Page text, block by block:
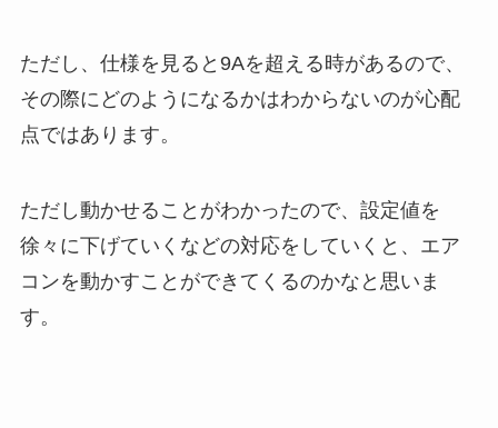
ただし、仕様を見ると9Aを超える時があるので、
その際にどのようになるかはわからないのが心配
点ではあります。
ただし動かせることがわかったので、設定値を
徐々に下げていくなどの対応をしていくと、エア
コンを動かすことができてくるのかなと思いま
す。